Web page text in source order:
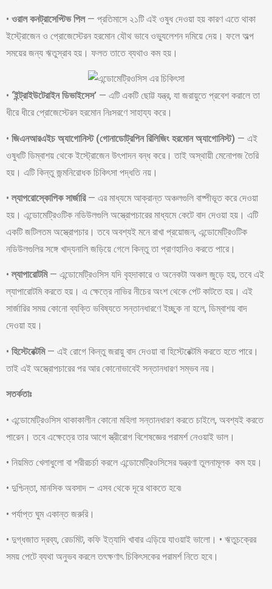
• ওরাল কনট্রাসেপ্টিভ পিল— প্রতিমাসে ২১টি এই ওষুধ দেওয়া হয় কারণ এতে থাকা
ইস্ট্রোজেন ও প্রোজেস্টেরন হরমোন যৌথ ভাবে ওভ্যুলেশন দমিয়ে দেয়। ফলে অল্প
সময়ের জন্য ঋতুস্রাব হয়। ফলত তাতে ব্যথাও কম হয়।
• ‘ইন্ট্রাইউটেরাইন ডিভাইসেস’ — এটি একটি ছোট্ট যন্ত্র, যা জরায়ুতে প্রবেশ করালে তা
ধীরে ধীরে প্রোজেস্টেরন হরমোন নিঃসরণে সাহায্য করে।
• জিএনআরএইচ অ্যাগোনিস্ট (গোনাডোট্রপিন রিলিজিং হরমোন অ্যাগোনিস্ট) — এই
ওষুধটি ডিম্বাশয় থেকে ইস্ট্রোজেন উৎপাদন বন্ধ করে। তাই অস্থায়ী মেনোপজ তৈরি
হয়। এটি কিন্তু জন্মনিরোধক চিকিৎসা পদ্ধতি নয়।
•ল্যাপরোস্কোপিক সার্জারি— এর মাধ্যমে আক্রান্ত অঞ্চলগুলি বাষ্পীভূত করে দেওয়া
হয়। এন্ডোমেট্রিওটিক নডিউলগুলি অস্ত্রোপচারের মাধ্যমে কেটে বাদ দেওয়া হয়। এটি
একটি জটিলতম অস্ত্রোপচার। তবে অবশ্যই মনে রাখা প্রয়োজন, এন্ডোমেট্রিওটিক
নডিউলগুলির সঙ্গে খাদ্যনালি জড়িয়ে গেলে কিন্তু তা প্রাণহানিও করতে পারে।
•ল্যাপারোটমি— এন্ডোমেট্রিওসিস যদি বৃহদাকারে ও অনেকটা অঞ্চল জুড়ে হয়, তবে এই
ল্যাপারোটমি করতে হয়। এ ক্ষেত্রে নাভির নীচের অংশ থেকে পেট কাটতে হয়। এই
সার্জারির সময় কোনো ব্যক্তি ভবিষ্যতে সন্তানধারণে ইচ্ছুক না হলে, ডিম্বাশয় বাদ
দেওয়া হয়।
• হিস্টেরেক্টমি— এই রোগে কিন্তু জরায়ু বাদ দেওয়া বা হিস্টেরেক্টমি করতে হতে পারে।
তাই এই অস্ত্রোপচারের পর আর কোনোভাবেই সন্তানধারণ সম্ভব নয়।
সতর্কতাঃ
• এন্ডোমেট্রিওসিস থাকাকালীন কোনো মহিলা সন্তানধারণ করতে চাইলে, অবশ্যই করতে
পারেন। তবে এক্ষেত্রে তার আগে স্ত্রীরোগ বিশেষজ্ঞের পরামর্শ নেওয়াই ভাল।
• নিয়মিত খেলাধুলো বা শরীরচর্চা করলে এন্ডোমেট্রিওসিসের যন্ত্রণা তুলনামূলক কম হয়।
• দুশ্চিন্তা, মানসিক অবসাদ – এসব থেকে দূরে থাকতে হবে৷
• পর্যাপ্ত ঘুম একান্ত জরুরি।
• দুগ্ধজাত দ্রব্য, রেডমিট, কফি ইত্যাদি খাবার এড়িয়ে যাওয়াই ভালো। • ঋতুচক্রের
সময় পেটে ব্যথা অনুভব করলে তৎক্ষণাৎ চিকিৎসকের পরামর্শ নিতে হবে।